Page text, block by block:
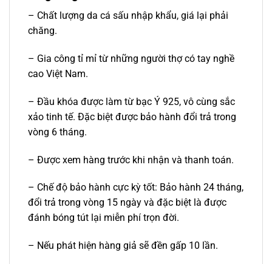
– Chất lượng da cá sấu nhập khẩu, giá lại phải
chăng.
– Gia công tỉ mỉ từ những người thợ có tay nghề
cao Việt Nam.
– Đầu khóa được làm từ bạc Ý 925, vô cùng sắc
xảo tinh tế. Đặc biệt được bảo hành đổi trả trong
vòng 6 tháng.
– Được xem hàng trước khi nhận và thanh toán.
– Chế độ bảo hành cực kỳ tốt: Bảo hành 24 tháng,
đổi trả trong vòng 15 ngày và đặc biệt là được
đánh bóng tút lại miễn phí trọn đời.
– Nếu phát hiện hàng giả sẽ đền gấp 10 lần.